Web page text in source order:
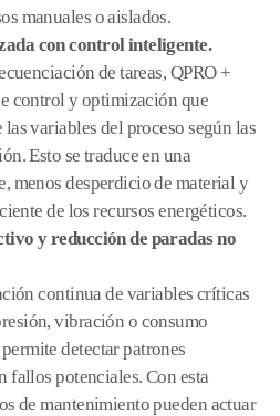
manuales o aislados.
con control inteligente.
de tareas, QPRO +
control y optimización que
variables del proceso según las
Esto se traduce en una
menos desperdicio de material y
de los recursos energéticos.
y reducción de paradas no
continua de variables críticas
vibración o consumo
detectar patrones
fallos potenciales. Con esta
de mantenimiento pueden actuar